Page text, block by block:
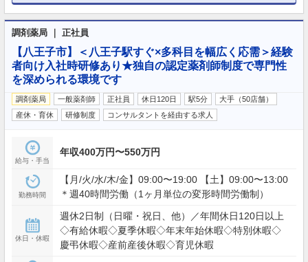
調剤薬局 ｜ 正社員
【八王子市】＜八王子駅すぐ×多科目を幅広く応需＞経験
者向け入社時研修あり★独自の認定薬剤師制度で専門性
を深められる環境です
調剤薬局 一般薬剤師 正社員 休日120日 駅5分
大手（50店舗）
産休・育休
研修制度 コンサルタントを経由する求人
給与・手当
年収400万円〜550万円
勤務時間
【月/火/水/木/金】09:00〜19:00 【土】09:00〜13:00
＊週40時間労働（1ヶ月単位の変形時間労働制）
休日・休暇
週休2日制（日曜・祝日、他）／年間休日120日以上
◇有給休暇◇夏季休暇◇年末年始休暇◇特別休暇◇
慶弔休暇◇産前産後休暇◇育児休暇